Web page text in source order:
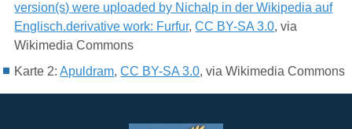
version(s) were uploaded by Nichalp in der Wikipedia auf
Englisch.derivative work: Furfur,CC BY-SA 3.0, via
Wikimedia Commons
Karte 2:Apuldram,CC BY-SA 3.0, via Wikimedia Commons